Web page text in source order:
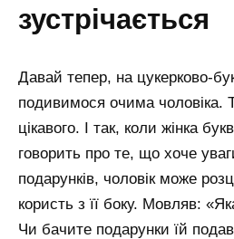
зустрічається
Давай тепер, на цукерково-
подивимося очима чоловіка.
цікавого. І так, коли жінка
говорить про те, що хоче
подарунків, чоловік може
користь з її боку. Мовляв:
Чи бачите подарунки їй